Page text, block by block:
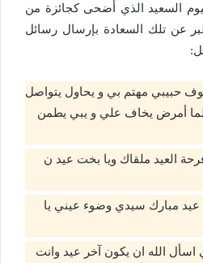
السعيد الذي أضحى كجائزة من
عن تلك السعادة بإرسال رسائل
حبيبي مهتم بي و يحاول يتواصل
أمرض يخاف علي و يبي يطمن
العيد ملقاك ويا بخت عيد ن
عيد مبارك سيدي وضوء عيني يا
اسأل الله ان يكون آخر عيد وانت